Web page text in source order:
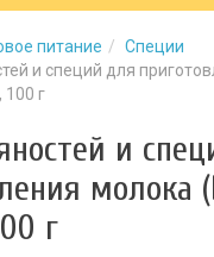
питание
Специи
и специй для
100 г
и
молока
г